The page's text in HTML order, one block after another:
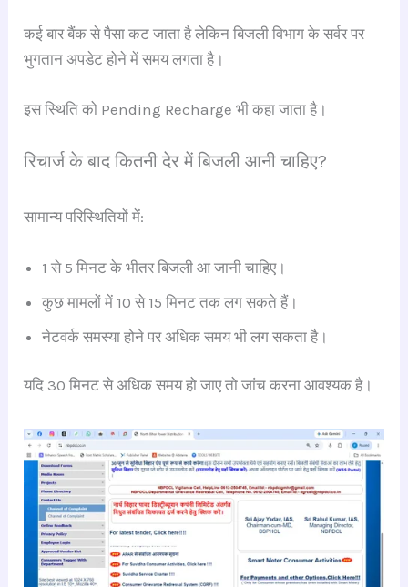
कई बार बैंक से पैसा कट जाता है लेकिन बिजली विभाग के सर्वर पर
भुगतान अपडेट होने में समय लगता है।
इस स्थिति को Pending Recharge भी कहा जाता है।
रिचार्ज के बाद कितनी देर में बिजली आनी चाहिए?
सामान्य परिस्थितियों में:
1 से 5 मिनट के भीतर बिजली आ जानी चाहिए।
कुछ मामलों में 10 से 15 मिनट तक लग सकते हैं।
नेटवर्क समस्या होने पर अधिक समय भी लग सकता है।
यदि 30 मिनट से अधिक समय हो जाए तो जांच करना आवश्यक है।